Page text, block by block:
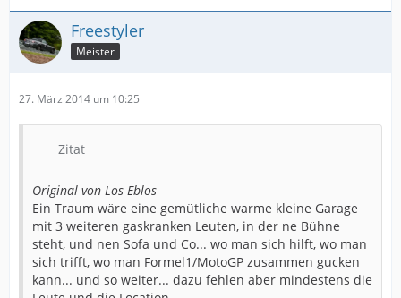
Freestyler
Meister
27. März 2014 um 10:25
Zitat
Original von Los Eblos
Ein Traum wäre eine gemütliche warme kleine Garage
mit 3 weiteren gaskranken Leuten, in der ne Bühne
steht, und nen Sofa und Co... wo man sich hilft, wo man
sich trifft, wo man Formel1/MotoGP zusammen gucken
kann... und so weiter... dazu fehlen aber mindestens die